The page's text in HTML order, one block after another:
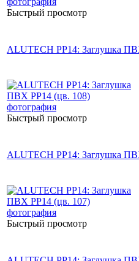
Быстрый просмотр
ALUTECH PP14: Заглушка
Быстрый просмотр
ALUTECH PP14: Заглушка
Быстрый просмотр